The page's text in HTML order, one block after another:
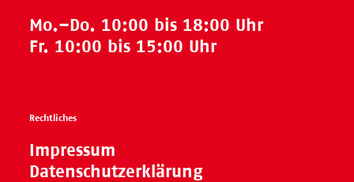
Mo.–Do. 10:00 bis 18:00 Uhr
Fr. 10:00 bis 15:00 Uhr
Rechtliches
Impressum
Datenschutzerklärung